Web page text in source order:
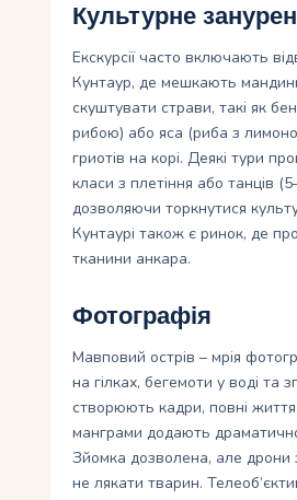
Культурне
Екскурсії часто включають
Кунтаур, де мешкають
скуштувати страви, такі як
рибою) або яса (риба з
гриотів на корі. Деякі тури
класи з плетіння або танців
дозволяючи торкнутися
Кунтаурі також є ринок, де
тканини анкара.
Фотографія
Мавповий острів – мрія
на гілках, бегемоти у воді та
створюють кадри, повні
манграми додають
Зйомка дозволена, але дрони
не лякати тварин.